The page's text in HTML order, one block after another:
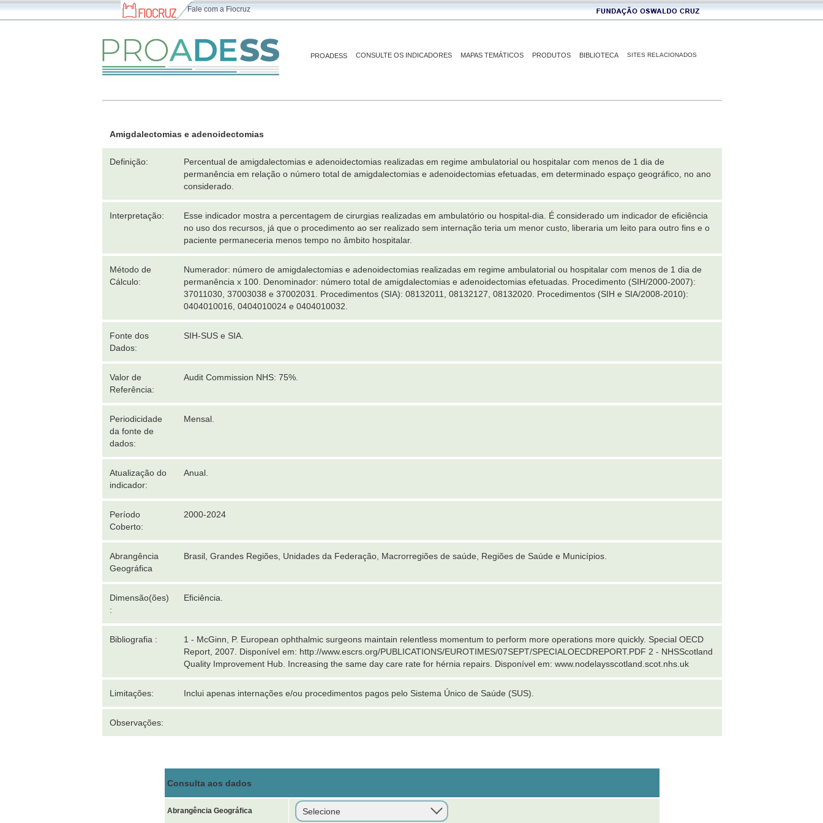
Fale com a Fiocruz
PROADESS CONSULTE OS INDICADORES MAPAS TEMÁTICOS PRODUTOS BIBLIOTECA SITES RELACIONADOS
Amigdalectomias e adenoidectomias
Definição:
Percentual de amigdalectomias e adenoidectomias realizadas em regime ambulatorial ou hospitalar com menos de 1 dia de
permanência em relação o número total de amigdalectomias e adenoidectomias efetuadas, em determinado espaço geográfico, no ano
considerado.
Interpretação:
Esse indicador mostra a percentagem de cirurgias realizadas em ambulatório ou hospital-dia. É considerado um indicador de eficiência
no uso dos recursos, já que o procedimento ao ser realizado sem internação teria um menor custo, liberaria um leito para outro fins e o
paciente permaneceria menos tempo no âmbito hospitalar.
Método de
Cálculo:
Numerador: número de amigdalectomias e adenoidectomias realizadas em regime ambulatorial ou hospitalar com menos de 1 dia de
permanência x 100. Denominador: número total de amigdalectomias e adenoidectomias efetuadas. Procedimento (SIH/2000-2007):
37011030, 37003038 e 37002031. Procedimentos (SIA): 08132011, 08132127, 08132020. Procedimentos (SIH e SIA/2008-2010):
0404010016, 0404010024 e 0404010032.
Fonte dos
Dados:
SIH-SUS e SIA.
Valor de
Referência:
Audit Commission NHS: 75%.
Periodicidade
da fonte de
dados:
Mensal.
Atualização do
indicador:
Anual.
Período
Coberto:
2000-2024
Abrangência
Geográfica
Brasil, Grandes Regiões, Unidades da Federação, Macrorregiões de saúde, Regiões de Saúde e Municípios.
Dimensão(ões)
:
Eficiência.
Bibliografia :
1 - McGinn, P. European ophthalmic surgeons maintain relentless momentum to perform more operations more quickly. Special OECD
Report, 2007. Disponível em: http://www.escrs.org/PUBLICATIONS/EUROTIMES/07SEPT/SPECIALOECDREPORT.PDF 2 - NHSScotland
Quality Improvement Hub. Increasing the same day care rate for hérnia repairs. Disponível em: www.nodelaysscotland.scot.nhs.uk
Limitações: Inclui apenas internações e/ou procedimentos pagos pelo Sistema Único de Saúde (SUS).
Observações:
Consulta aos dados
Abrangência Geográfica